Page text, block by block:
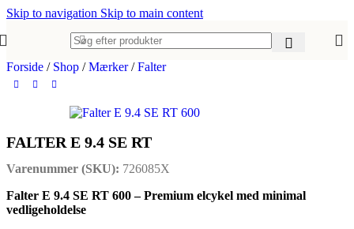
Skip to navigation Skip to main content
Forside / Shop / Mærker/ Falter
FALTER E 9.4 SE RT
Varenummer (SKU): 726085X
Falter E 9.4 SE RT 600 – Premium elcykel med minimal
vedligeholdelse